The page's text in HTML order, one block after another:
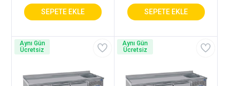
Aynı Gün
Ücretsiz
Aynı Gün
Ücretsiz